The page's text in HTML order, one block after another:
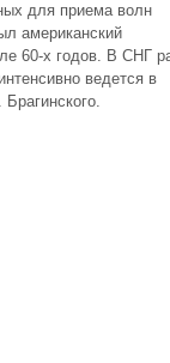
для приема волн
американский
60-х годов. В СНГ
ведется в